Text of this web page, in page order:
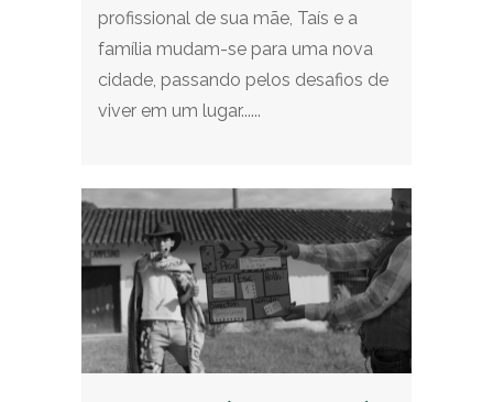
profissional de sua mãe, Taís e a
família mudam-se para uma nova
cidade, passando pelos desafios de
viver em um lugar......